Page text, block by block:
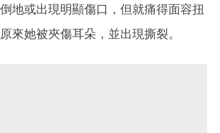
地或出現明顯傷口，但就痛得面容扭
來她被夾傷耳朵，並出現撕裂。